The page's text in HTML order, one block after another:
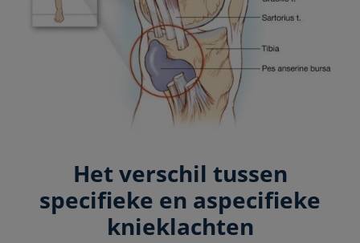
Het verschil tussen
specifieke en aspecifieke
knieklachten